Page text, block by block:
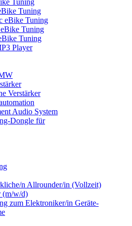
Tuning
Tuning
eBike Tuning
Tuning
Tuning
Player
Verstärker
Audio System
Dongle für
n Allrounder/in (Vollzeit)
(m/w/d)
zum Elektroniker/in Geräte-